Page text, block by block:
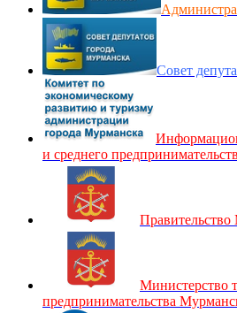
Совет
и среднего
Министерство
предпринимательства